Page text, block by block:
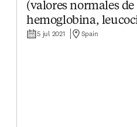
(valores normales
hemoglobina,
5 jul 2021 Spain